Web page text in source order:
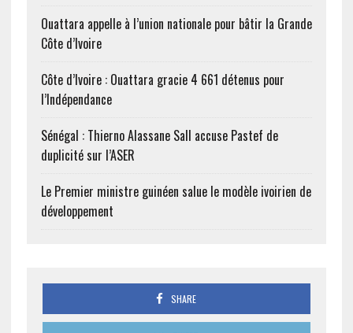
Ouattara appelle à l’union nationale pour bâtir la Grande
Côte d’Ivoire
Côte d’Ivoire : Ouattara gracie 4 661 détenus pour
l’Indépendance
Sénégal : Thierno Alassane Sall accuse Pastef de
duplicité sur l’ASER
Le Premier ministre guinéen salue le modèle ivoirien de
développement
SHARE